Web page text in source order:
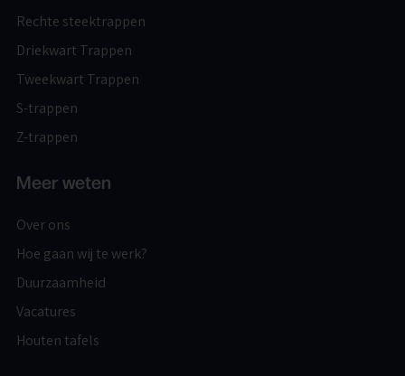
Rechte steektrappen
Driekwart Trappen
Tweekwart Trappen
S-trappen
Z-trappen
Meer weten
Over ons
Hoe gaan wij te werk?
Duurzaamheid
Vacatures
Houten tafels